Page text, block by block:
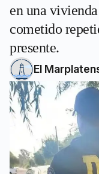
en una
cometido
presente.
El